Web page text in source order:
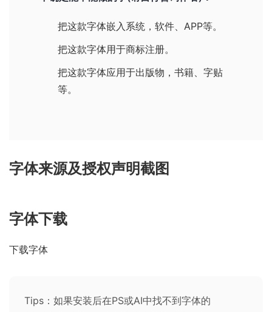
把这款字体嵌入系统，软件、APP等。
把这款字体用于商标注册。
把这款字体应用于出版物，书籍、字贴
等。
字体来源及授权声明截图
字体下载
下载字体
Tips：如果安装后在PS或AI中找不到字体的